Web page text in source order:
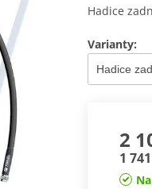
Hadice
Varianty:
2
1